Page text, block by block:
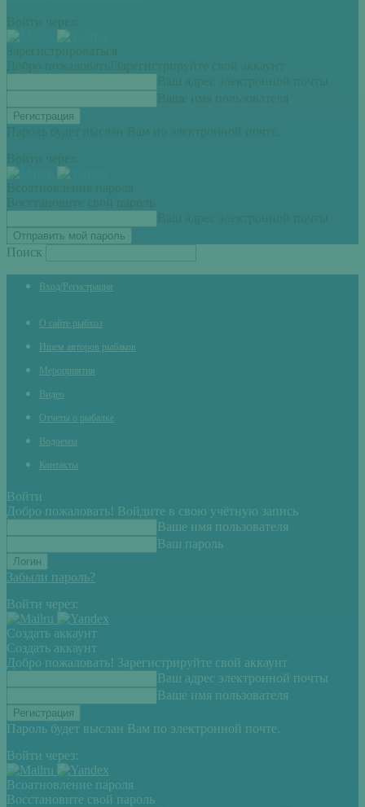
Войти через:
Зарегистрироваться
Добро пожаловать! Зарегистрируйте свой аккаунт
Ваш адрес электронной почты
Ваше имя пользователя
Пароль будет выслан Вам по электронной почте.
Войти через:
Всоатновление пароля
Восстановите свой пароль
Ваш адрес электронной почты
Поиск
Вход/Регистрация
О сайте рыбхоз
Ищем авторов рыбаков
Мероприятия
Видео
Отчеты о рыбалке
Водоемы
Контакты
Войти
Добро пожаловать! Войдите в свою учётную запись
Ваше имя пользователя
Ваш пароль
Забыли пароль?
Войти через:
Создать аккаунт
Создать аккаунт
Добро пожаловать! Зарегистрируйте свой аккаунт
Ваш адрес электронной почты
Ваше имя пользователя
Пароль будет выслан Вам по электронной почте.
Войти через:
Всоатновление пароля
Восстановите свой пароль